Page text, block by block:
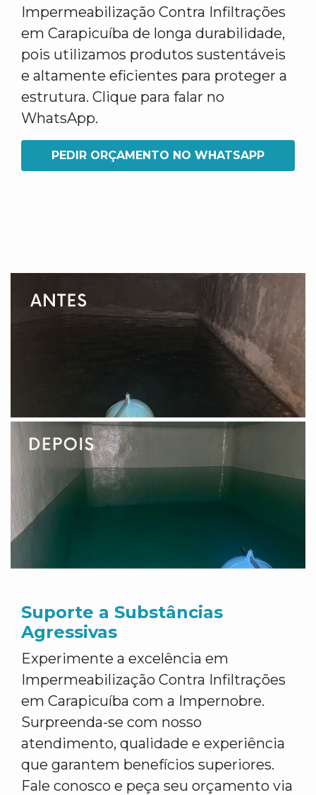
Impermeabilização Contra Infiltrações
em Carapicuíba de longa durabilidade,
pois utilizamos produtos sustentáveis
e altamente eficientes para proteger a
estrutura. Clique para falar no
WhatsApp.
PEDIR ORÇAMENTO NO WHATSAPP
Suporte a Substâncias
Agressivas
Experimente a excelência em
Impermeabilização Contra Infiltrações
em Carapicuíba com a Impernobre.
Surpreenda-se com nosso
atendimento, qualidade e experiência
que garantem benefícios superiores.
Fale conosco e peça seu orçamento via